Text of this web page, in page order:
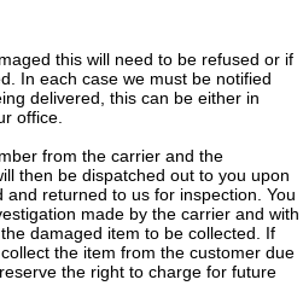
this will need to be refused or if
In each case we must be notified
delivered, this can be either in
office.
from the carrier and the
then be dispatched out to you upon
returned to us for inspection. You
made by the carrier and with
damaged item to be collected. If
the item from the customer due
the right to charge for future